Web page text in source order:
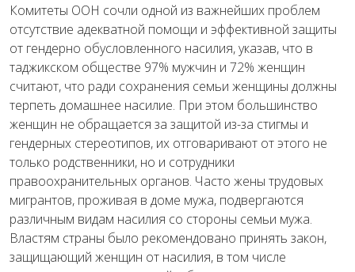
Комитеты ООН сочли одной из важнейших проблем
отсутствие адекватной помощи и эффективной защиты
от гендерно обусловленного насилия, указав, что в
таджикском обществе 97% мужчин и 72% женщин
считают, что ради сохранения семьи женщины должны
терпеть домашнее насилие. При этом большинство
женщин не обращается за защитой из-за стигмы и
гендерных стереотипов, их отговаривают от этого не
только родственники, но и сотрудники
правоохранительных органов. Часто жены трудовых
мигрантов, проживая в доме мужа, подвергаются
различным видам насилия со стороны семьи мужа.
Властям страны было рекомендовано принять закон,
защищающий женщин от насилия, в том числе